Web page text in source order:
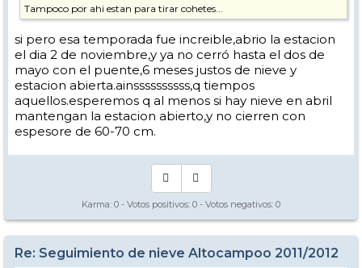
Tampoco por ahi estan para tirar cohetes...
si pero esa temporada fue increible,abrio la estacion
el dia 2 de noviembre,y ya no cerró hasta el dos de
mayo con el puente,6 meses justos de nieve y
estacion abierta.ainssssssssss,q tiempos
aquellos.esperemos q al menos si hay nieve en abril
mantengan la estacion abierto,y no cierren con
espesore de 60-70 cm.
Karma: 0 - Votos positivos: 0 - Votos negativos: 0
Re: Seguimiento de nieve Altocampoo 2011/2012